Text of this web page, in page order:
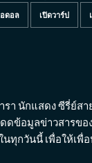
ดอล เปิดวาร์ป
รา นักแสดง ซีรี่ย์สา
ดข้อมูลข่าวสารขอ
นทุกวันนี้ เพื่อให้เพื่